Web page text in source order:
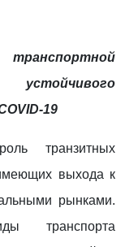
19
транзитных
выхода к
рынками.
транспорта